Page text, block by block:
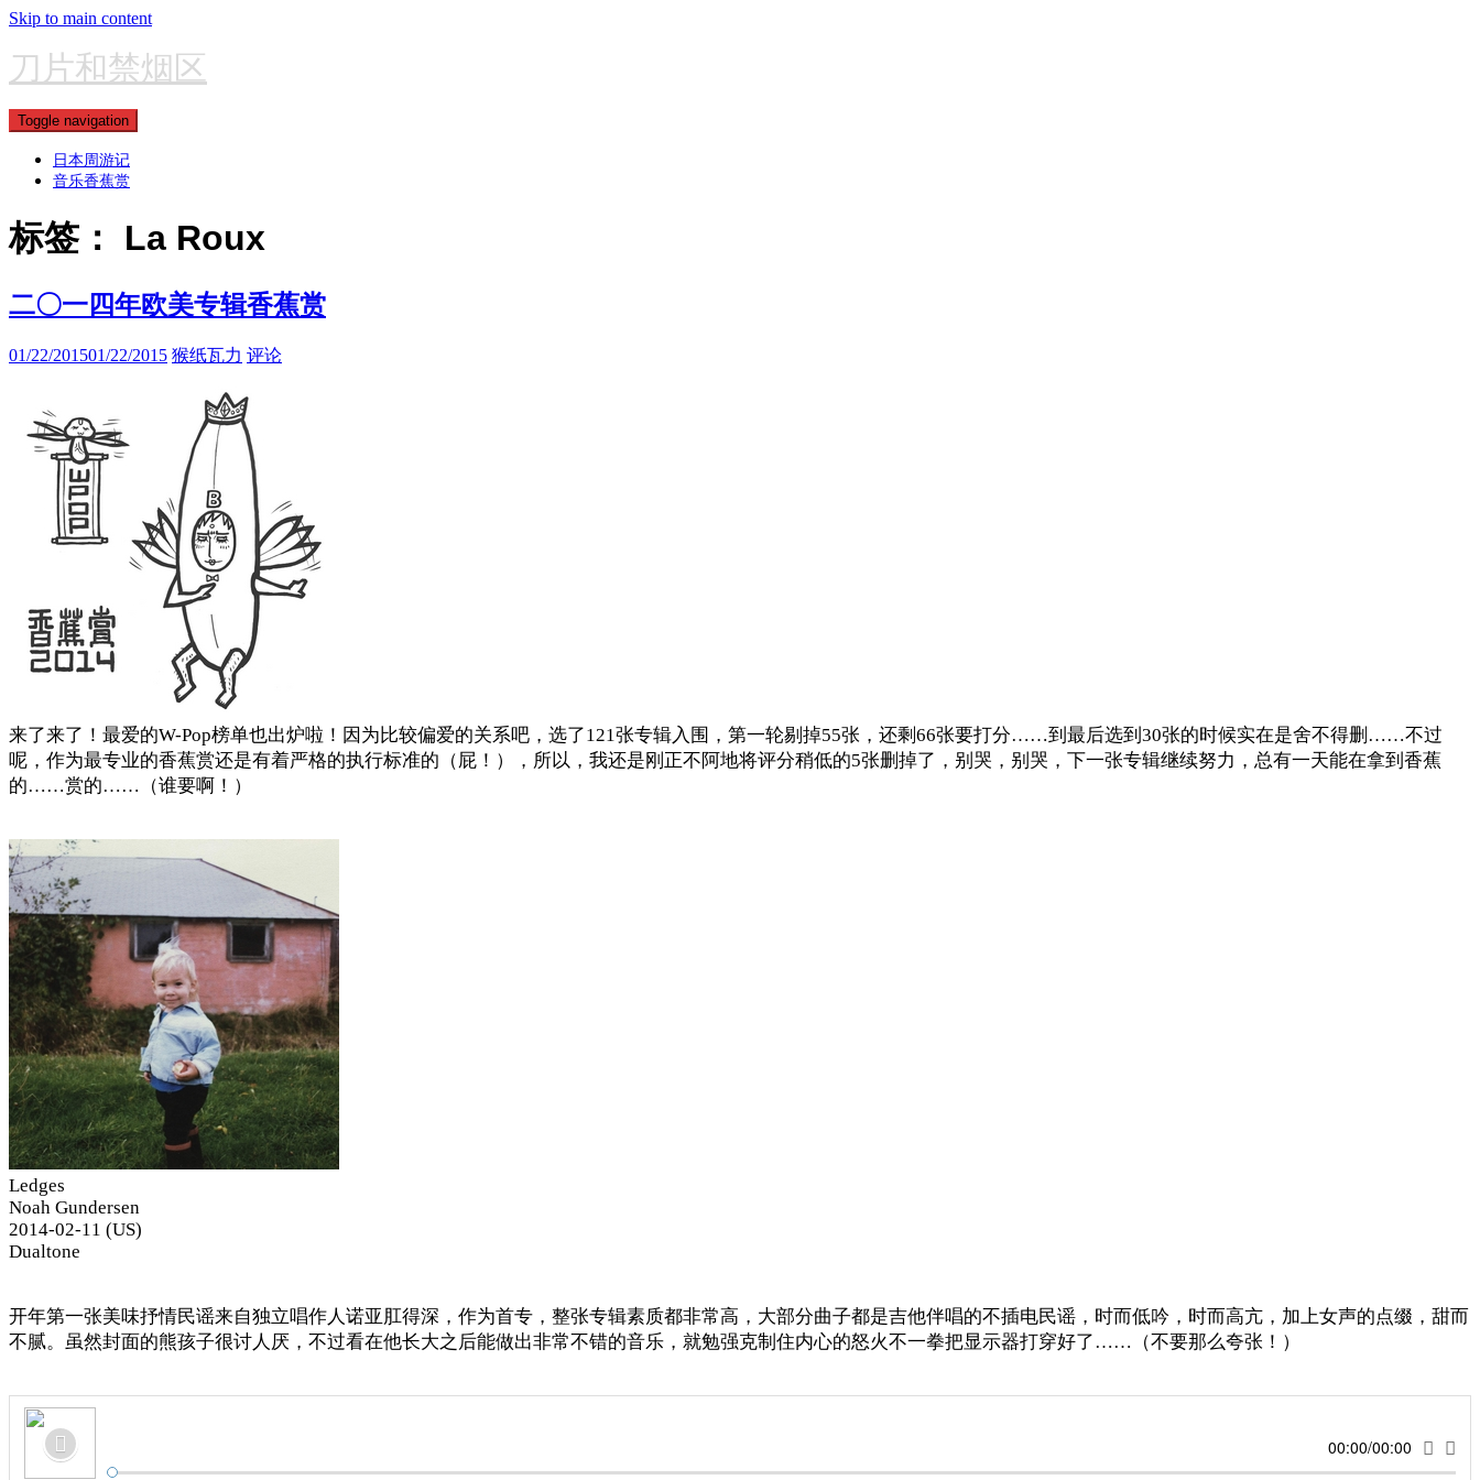
Skip to main content
刀片和禁烟区
Toggle navigation
日本周游记
音乐香蕉赏
标签： La Roux
二〇一四年欧美专辑香蕉赏
01/22/201501/22/2015 猴纸瓦力 评论
来了来了！最爱的W-Pop榜单也出炉啦！因为比较偏爱的关系吧，选了121张专辑入围，第一轮剔掉55张，还剩66张要打分……到最后选到30张的时候实在是舍不得删……不过
呢，作为最专业的香蕉赏还是有着严格的执行标准的（屁！），所以，我还是刚正不阿地将评分稍低的5张删掉了，别哭，别哭，下一张专辑继续努力，总有一天能在拿到香蕉
的……赏的……（谁要啊！）
Ledges
Noah Gundersen
2014-02-11 (US)
Dualtone
开年第一张美味抒情民谣来自独立唱作人诺亚肛得深，作为首专，整张专辑素质都非常高，大部分曲子都是吉他伴唱的不插电民谣，时而低吟，时而高亢，加上女声的点缀，甜而
不腻。虽然封面的熊孩子很讨人厌，不过看在他长大之后能做出非常不错的音乐，就勉强克制住内心的怒火不一拳把显示器打穿好了……（不要那么夸张！）
00:00/00:00